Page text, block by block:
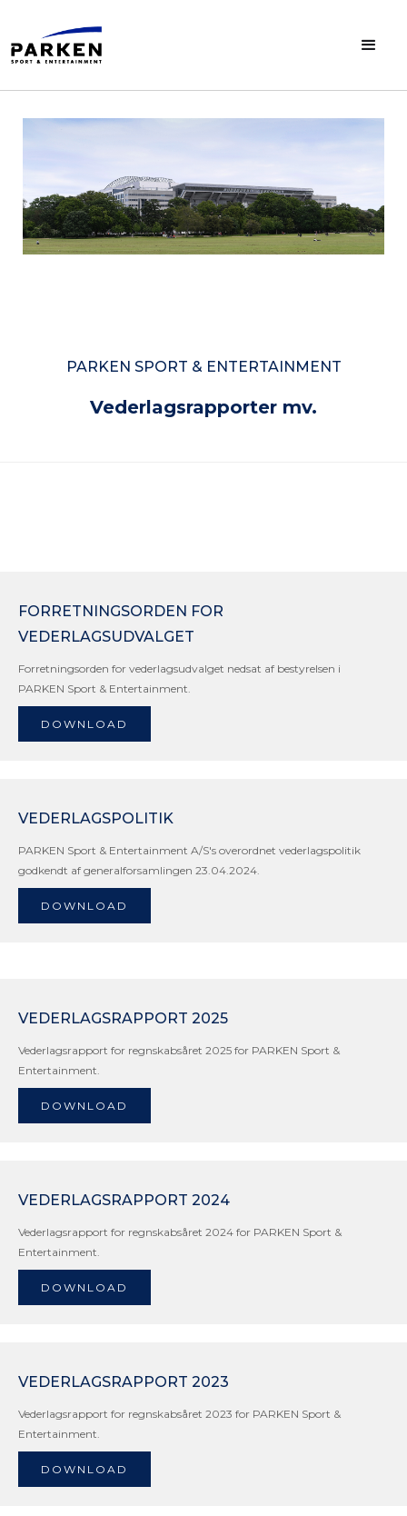
PARKEN SPORT & ENTERTAINMENT
Vederlagsrapporter mv.
FORRETNINGSORDEN FOR
VEDERLAGSUDVALGET
Forretningsorden for vederlagsudvalget nedsat af bestyrelsen i
PARKEN Sport & Entertainment.
DOWNLOAD
VEDERLAGSPOLITIK
PARKEN Sport & Entertainment A/S's overordnet vederlagspolitik
godkendt af generalforsamlingen 23.04.2024.
DOWNLOAD
VEDERLAGSRAPPORT 2025
Vederlagsrapport for regnskabsåret 2025 for PARKEN Sport &
Entertainment.
DOWNLOAD
VEDERLAGSRAPPORT 2024
Vederlagsrapport for regnskabsåret 2024 for PARKEN Sport &
Entertainment.
DOWNLOAD
VEDERLAGSRAPPORT 2023
Vederlagsrapport for regnskabsåret 2023 for PARKEN Sport &
Entertainment.
DOWNLOAD